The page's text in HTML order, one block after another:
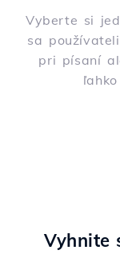
Vyberte si
sa
pri písaní
Vyhnite